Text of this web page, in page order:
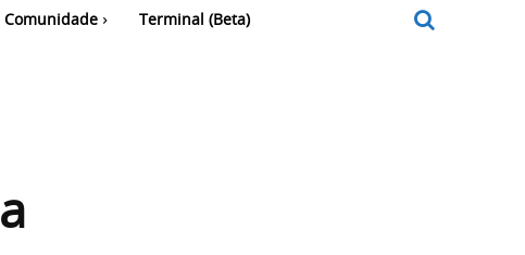
Comunidade Terminal (Beta)